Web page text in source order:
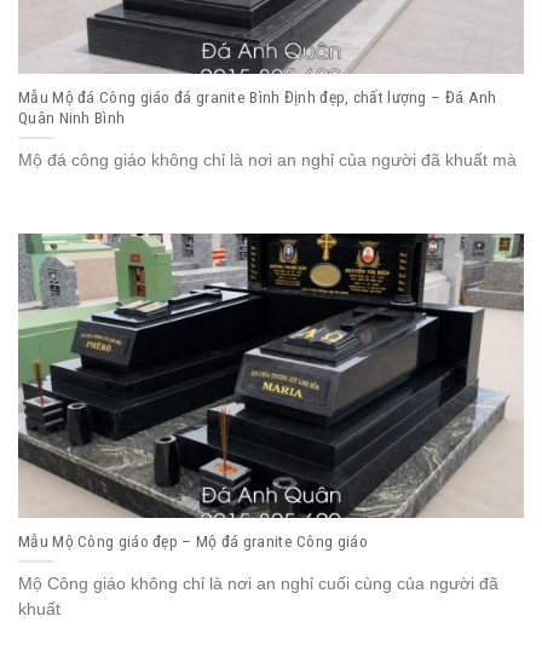
Mẫu Mộ đá Công giáo đá granite Bình Định đẹp, chất lượng – Đá Anh
Quân Ninh Bình
Mộ đá công giáo không chỉ là nơi an nghỉ của người đã khuất mà
Mẫu Mộ Công giáo đẹp – Mộ đá granite Công giáo
Mộ Công giáo không chỉ là nơi an nghỉ cuối cùng của người đã
khuất